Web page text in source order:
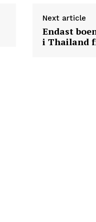
Next article
Endast
i Thailand